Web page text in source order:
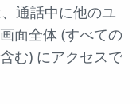
通話中に他のユ
面全体 (すべての
む) にアクセスで